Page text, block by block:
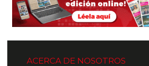
ACERCA DE NOSOTROS